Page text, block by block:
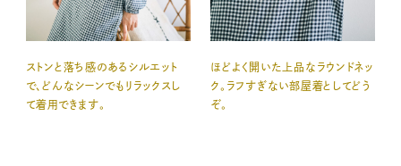
ストンと落ち感のあるシルエット
で、どんなシーンでもリラックスし
て着用できます。
ほどよく開いた上品なラウンドネッ
ク。ラフすぎない部屋着としてどう
ぞ。